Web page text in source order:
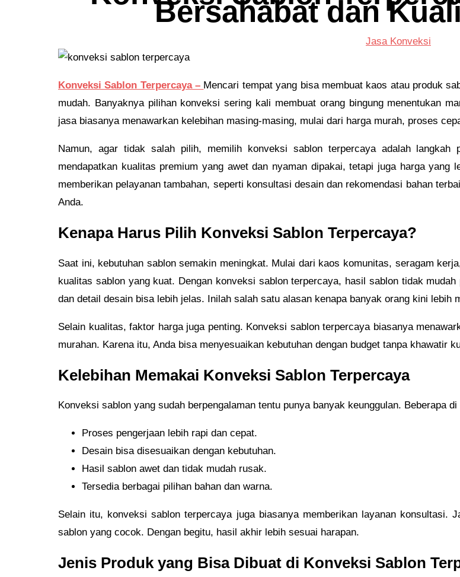
Bersahabat dan
Jasa Konveksi
Konveksi Sablon Terpercaya – Mencari tempat yang bisa membuat kaos atau produk
mudah. Banyaknya pilihan konveksi sering kali membuat orang bingung menentukan
jasa biasanya menawarkan kelebihan masing-masing, mulai dari harga murah, proses
Namun, agar tidak salah pilih, memilih konveksi sablon terpercaya adalah langkah
mendapatkan kualitas premium yang awet dan nyaman dipakai, tetapi juga harga yang
memberikan pelayanan tambahan, seperti konsultasi desain dan rekomendasi bahan
Anda.
Kenapa Harus Pilih Konveksi Sablon Terpercaya?
Saat ini, kebutuhan sablon semakin meningkat. Mulai dari kaos komunitas, seragam
kualitas sablon yang kuat. Dengan konveksi sablon terpercaya, hasil sablon tidak
dan detail desain bisa lebih jelas. Inilah salah satu alasan kenapa banyak orang kini lebih
Selain kualitas, faktor harga juga penting. Konveksi sablon terpercaya biasanya
murahan. Karena itu, Anda bisa menyesuaikan kebutuhan dengan budget tanpa khawatir
Kelebihan Memakai Konveksi Sablon Terpercaya
Konveksi sablon yang sudah berpengalaman tentu punya banyak keunggulan. Beberapa
Proses pengerjaan lebih rapi dan cepat.
Desain bisa disesuaikan dengan kebutuhan.
Hasil sablon awet dan tidak mudah rusak.
Tersedia berbagai pilihan bahan dan warna.
Selain itu, konveksi sablon terpercaya juga biasanya memberikan layanan konsultasi.
sablon yang cocok. Dengan begitu, hasil akhir lebih sesuai harapan.
Jenis Produk yang Bisa Dibuat di Konveksi Sablon